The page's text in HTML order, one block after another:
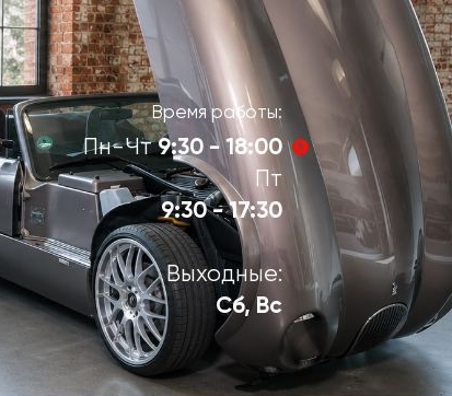
Время работы:
Пн-Чт9:30 - 18:00
Пт
9:30 - 17:30
Выходные:
Сб, Вс